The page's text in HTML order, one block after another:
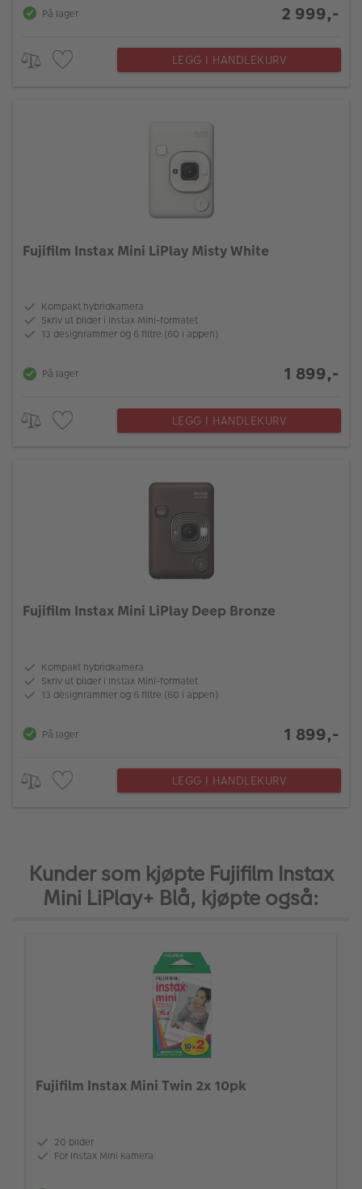
På lager 2 999,-
LEGG I HANDLEKURV
Fujifilm Instax Mini LiPlay Misty White
Kompakt hybridkamera
Skriv ut bilder i Instax Mini-formatet
13 designrammer og 6 filtre (60 i appen)
På lager 1 899,-
LEGG I HANDLEKURV
Fujifilm Instax Mini LiPlay Deep Bronze
Kompakt hybridkamera
Skriv ut bilder i Instax Mini-formatet
13 designrammer og 6 filtre (60 i appen)
På lager 1 899,-
LEGG I HANDLEKURV
Kunder som kjøpte Fujifilm Instax
Mini LiPlay+ Blå, kjøpte også:
Fujifilm Instax Mini Twin 2x 10pk
20 bilder
For Instax Mini kamera